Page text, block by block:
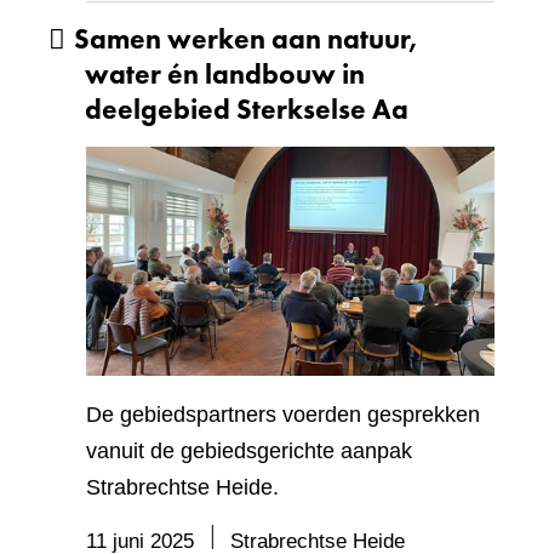
Samen werken aan natuur,
water én landbouw in
deelgebied Sterkselse Aa
De gebiedspartners voerden gesprekken
vanuit de gebiedsgerichte aanpak
Strabrechtse Heide.
11 juni 2025 Strabrechtse Heide